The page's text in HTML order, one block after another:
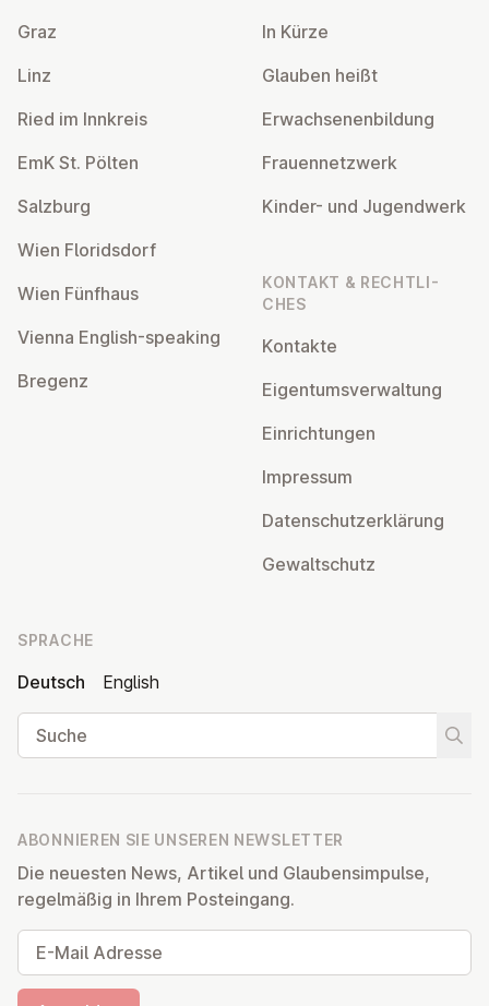
Graz
Linz
Ried im Innkreis
EmK St. Pölten
Salzburg
Wien Flo­rids­dorf
Wien Fünfhaus
Vienna English-speaking
Bregenz
In Kürze
Glauben heißt
Er­wach­se­nen­bil­dung
Frau­en­netz­werk
Kinder- und Ju­gend­werk
KONTAKT & RECHT­LI­
CHES
Kontakte
Ei­gen­tums­ver­wal­tung
Ein­rich­tun­gen
Impressum
Da­ten­schutz­er­klä­rung
Ge­walt­schutz
SPRACHE
Deutsch
English
Suche
ABONNIEREN SIE UNSEREN NEWSLETTER
Die neuesten News, Artikel und Glaubensimpulse,
regelmäßig in Ihrem Posteingang.
E-Mail Adresse